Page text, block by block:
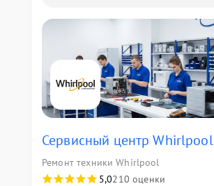
Сервисный центр Whirlpool
Ремонт техники Whirlpool
5,0210 оценки